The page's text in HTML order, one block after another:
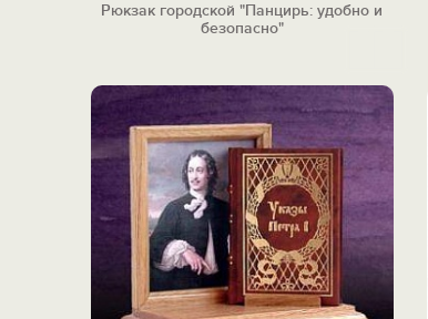
Рюкзак городской "Панцирь: удобно и
безопасно"